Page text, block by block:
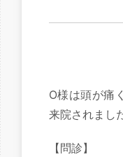
O様は頭が痛
来院されまし
【問診】